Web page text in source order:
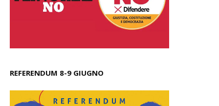
REFERENDUM 8-9 GIUGNO